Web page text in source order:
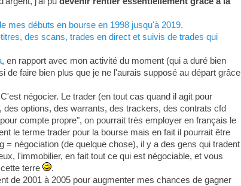
mes débuts en bourse en 1998 jusqu'à 2019.
des scans, trades en direct et suivis de trades qui
, en rapport avec mon activité du moment (qui a duré bien
faire bien plus que je ne l'aurais supposé au départ grâce
négocier. Le trader (en tout cas quand il agit pour
options, des warrants, des trackers, des contrats cfd
compte propre", on pourrait très employer en français le
le terme trader pour la bourse mais en fait il pourrait être
négociation (de quelque chose), il y a des gens qui tradent
l'immobilier, en fait tout ce qui est négociable, et vous
terre
.
de 2001 à 2005 pour augmenter mes chances de gagner